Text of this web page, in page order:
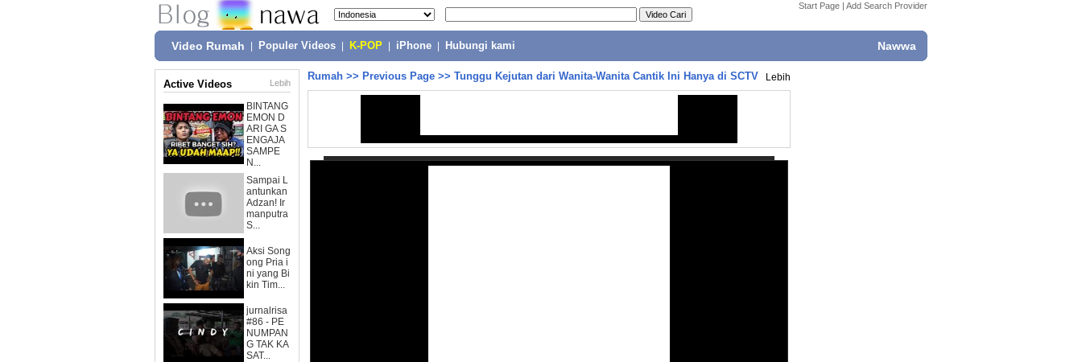
Start Page | Add Search Provider
Video Rumah Populer Videos K-POP iPhone Hubungi kami Nawwa
Active Videos Lebih
BINTANG
EMON D
ARI GA S
ENGAJA
SAMPE
N...
Sampai L
antunkan
Adzan! Ir
manputra
S...
Aksi Song
ong Pria i
ni yang Bi
kin Tim...
jurnalrisa
#86 - PE
NUMPAN
G TAK KA
SAT...
Rumah >> Previous Page >> Tunggu Kejutan dari Wanita-Wanita Cantik Ini Hanya di SCTV Lebih